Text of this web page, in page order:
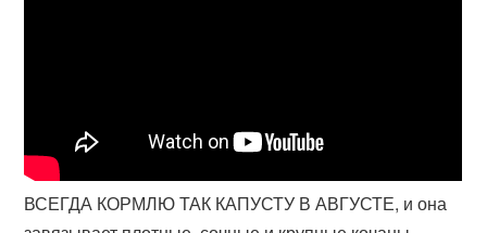
ВСЕГДА КОРМЛЮ ТАК КАПУСТУ В АВГУСТЕ, и она